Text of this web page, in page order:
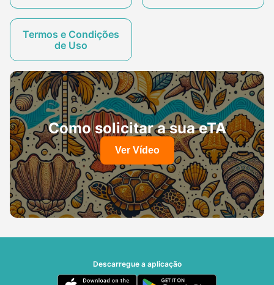
Termos e Condições
de Uso
Como solicitar a sua eTA
Ver Vídeo
Descarregue a aplicação